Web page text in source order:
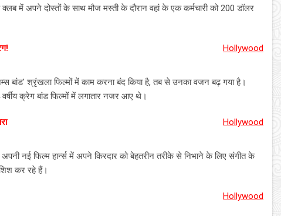
में अपने दोस्तों के साथ मौज मस्ती के दौरान वहां के एक कर्मचारी को 200 डॉलर
Hollywood
बांड' श्रृंखला फिल्मों में काम करना बंद किया है, तब से उनका वजन बढ़ गया है।
क्रेग बांड फिल्मों में लगातार नजर आए थे।
Hollywood
नई फिल्म हार्न्‍स में अपने किरदार को बेहतरीन तरीके से निभाने के लिए संगीत के
कर रहे हैं।
Hollywood